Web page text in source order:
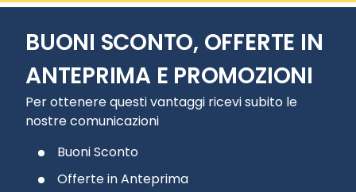
BUONI SCONTO, OFFERTE IN
ANTEPRIMA E PROMOZIONI
Per ottenere questi vantaggi ricevi subito le
nostre comunicazioni
Buoni Sconto
Offerte in Anteprima